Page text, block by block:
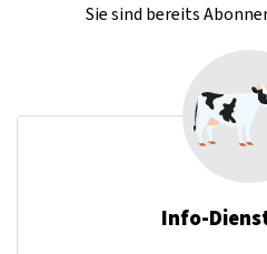
Sie sind bereits
Info-